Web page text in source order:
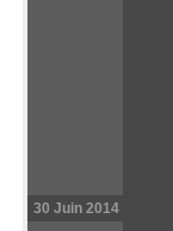
30 Juin 2014